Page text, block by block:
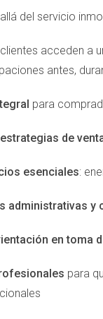
o seguros es
el cliente,
hacia la
del servicio
acceden a
antes,
para
de
esenciales:
administrativas y
en toma
para